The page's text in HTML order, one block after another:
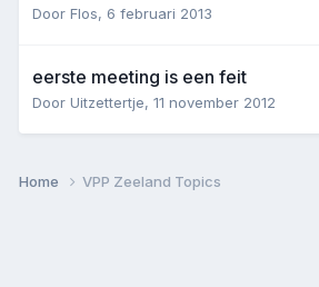
Door Flos, 6 februari 2013
eerste meeting is een feit
Door Uitzettertje, 11 november 2012
Home VPP Zeeland Topics